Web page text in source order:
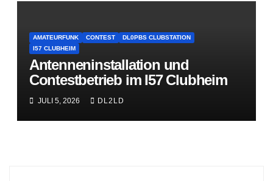
AMATEURFUNK CONTEST
DL0PBS CLUBSTATION
I57 CLUBHEIM
Antenneninstallation und
Contestbetrieb im I57 Clubheim
JULI 5, 2026 DL2LD